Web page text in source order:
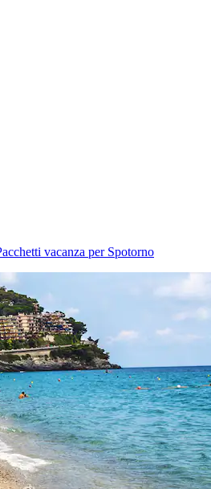
vacanza per Spotorno